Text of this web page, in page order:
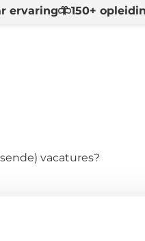
ervaring 150+
vacatures?
motivatie naar